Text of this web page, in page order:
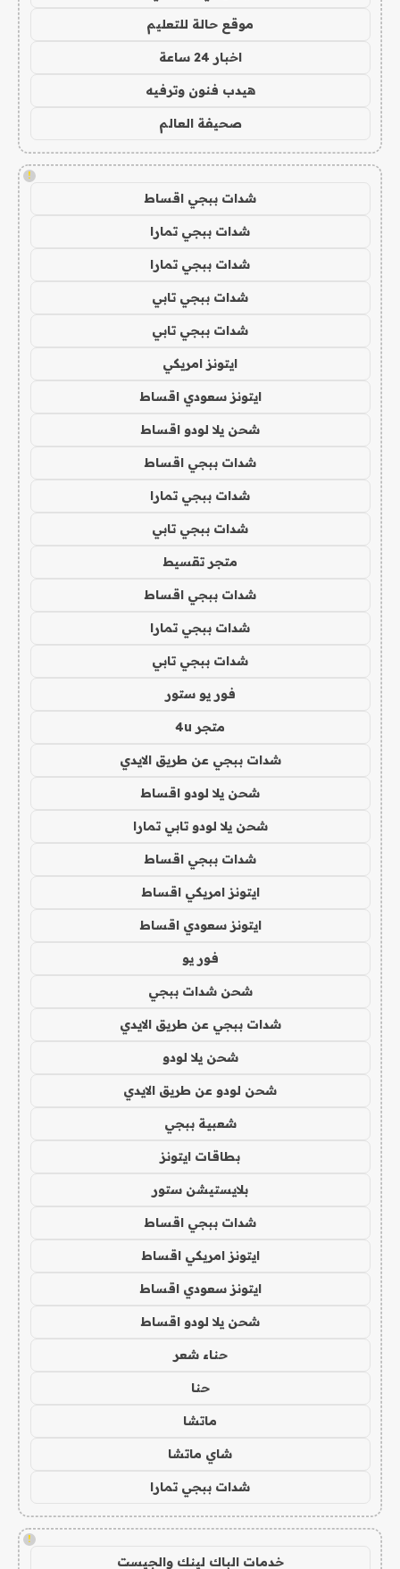
موقع حالة للتعليم
اخبار 24 ساعة
هيدب فنون وترفيه
صحيفة العالم
!
شدات ببجي اقساط
شدات ببجي تمارا
شدات ببجي تمارا
شدات ببجي تابي
شدات ببجي تابي
ايتونز امريكي
ايتونز سعودي اقساط
شحن يلا لودو اقساط
شدات ببجي اقساط
شدات ببجي تمارا
شدات ببجي تابي
متجر تقسيط
شدات ببجي اقساط
شدات ببجي تمارا
شدات ببجي تابي
فور يو ستور
متجر 4u
شدات ببجي عن طريق الايدي
شحن يلا لودو اقساط
شحن يلا لودو تابي تمارا
شدات ببجي اقساط
ايتونز امريكي اقساط
ايتونز سعودي اقساط
فور يو
شحن شدات ببجي
شدات ببجي عن طريق الايدي
شحن يلا لودو
شحن لودو عن طريق الايدي
شعبية ببجي
بطاقات ايتونز
بلايستيشن ستور
شدات ببجي اقساط
ايتونز امريكي اقساط
ايتونز سعودي اقساط
شحن يلا لودو اقساط
حناء شعر
حنا
ماتشا
شاي ماتشا
شدات ببجي تمارا
!
خدمات الباك لينك والجيست